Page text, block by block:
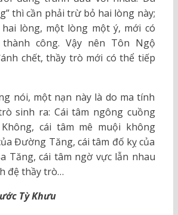
thì cần phải trừ bỏ hai lòng này;
lòng, một lòng một ý, mới có
công. Vậy nên Tôn Ngộ
chết, thầy trò mới có thể tiếp
nói, một nạn này là do ma tính
sinh ra: Cái tâm ngông cuồng
cái tâm mê muội không
Đường Tăng, cái tâm đố kỵ của
Tăng, cái tâm ngờ vực lẫn nhau
đệ thầy trò…
Tỳ Khưu